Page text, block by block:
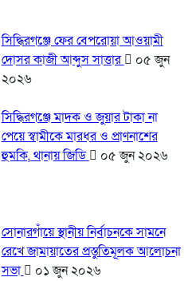
সিদ্ধিরগঞ্জে ফের বেপরোয়া আওয়ামী
দোসর কাজী আব্দুস সাত্তার
০৫ জুন
২০২৬
সিদ্ধিরগঞ্জে মাদক ও জুয়ার টাকা না
পেয়ে স্বামীকে মারধর ও প্রাণনাশের
হুমকি, থানায় জিডি
০৫ জুন ২০২৬
সোনারগাঁয়ে স্থানীয় নির্বাচনকে সামনে
রেখে জামায়াতের প্রস্তুতিমূলক আলোচনা
সভা
০১ জুন ২০২৬